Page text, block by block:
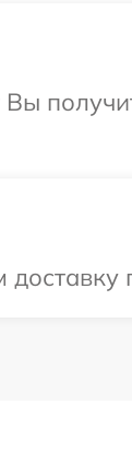
Вы